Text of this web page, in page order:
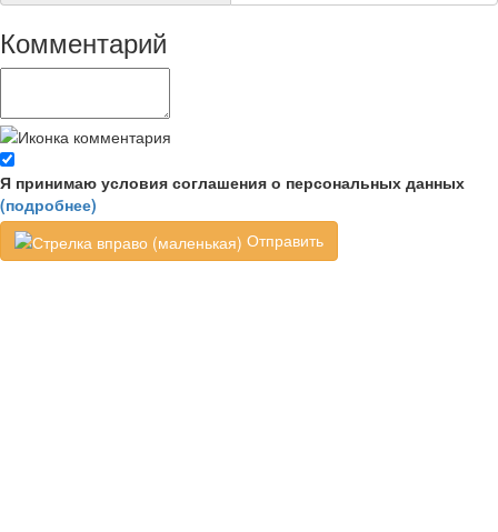
Комментарий
Я принимаю условия соглашения о персональных данных
(подробнее)
Отправить